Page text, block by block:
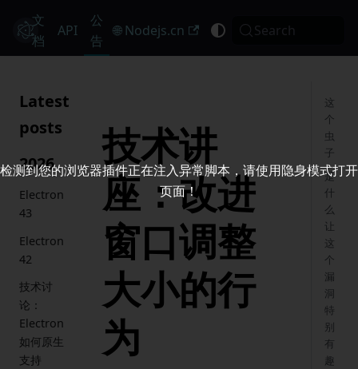
Electron
文
档
API
公
告
🌐 Nodejs.cn Search
Latest
posts
2026
Electron
43
Electron
42
技术讨
论：
Electron
如何原生
支持
技术讲
座：改进
窗口调整
大小的行
为
这
个
虫
子
是
什
么
让
这
个
漏
洞
特
别
有
趣
检测到您的浏览器插件正在注入异常脚本，请使用隐身模式打开
页面！